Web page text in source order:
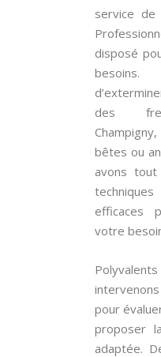
service de
disposé
besoins.
des
bêtes ou
avons
efficaces
votre
pour
proposer
adaptée.